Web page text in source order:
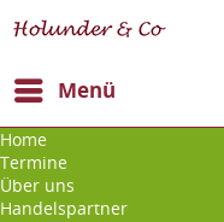
Menü
Home
Termine
Über uns
Handelspartner